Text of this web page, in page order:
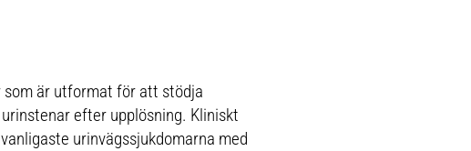
är utformat för att stödja
efter upplösning. Kliniskt
urinvägssjukdomarna med